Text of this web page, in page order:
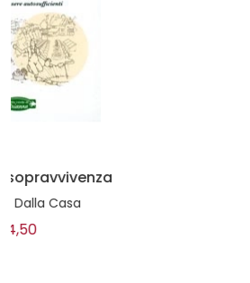
Wave Watching - una